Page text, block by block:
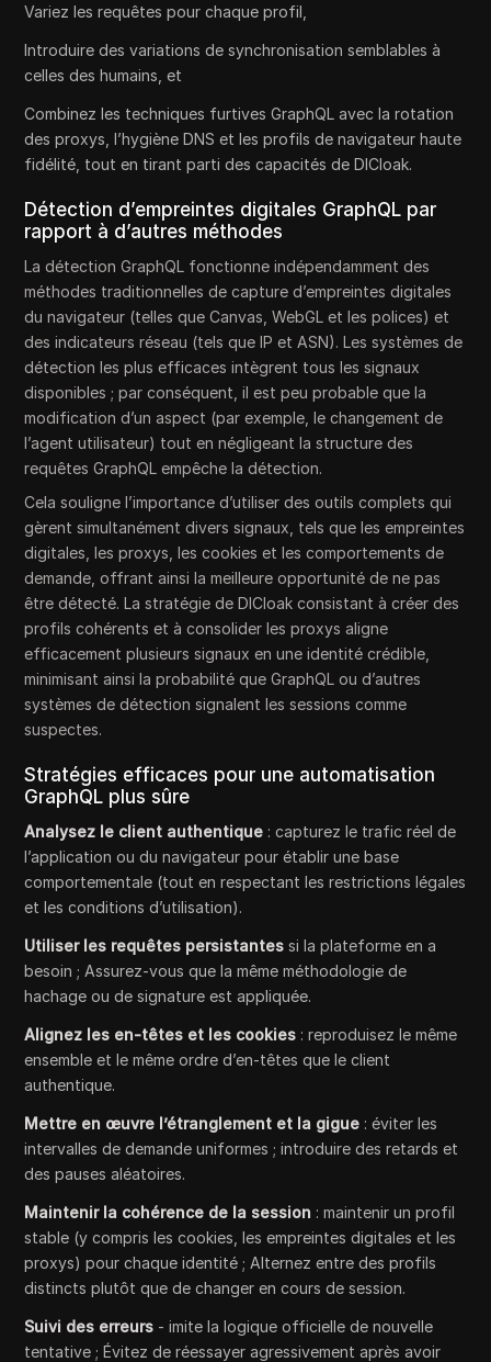
Variez les requêtes pour chaque profil,
Introduire des variations de synchronisation semblables à
celles des humains, et
Combinez les techniques furtives GraphQL avec la rotation
des proxys, l’hygiène DNS et les profils de navigateur haute
fidélité, tout en tirant parti des capacités de DICloak.
Détection d’empreintes digitales GraphQL par
rapport à d’autres méthodes
La détection GraphQL fonctionne indépendamment des
méthodes traditionnelles de capture d’empreintes digitales
du navigateur (telles que Canvas, WebGL et les polices) et
des indicateurs réseau (tels que IP et ASN). Les systèmes de
détection les plus efficaces intègrent tous les signaux
disponibles ; par conséquent, il est peu probable que la
modification d’un aspect (par exemple, le changement de
l’agent utilisateur) tout en négligeant la structure des
requêtes GraphQL empêche la détection.
Cela souligne l’importance d’utiliser des outils complets qui
gèrent simultanément divers signaux, tels que les empreintes
digitales, les proxys, les cookies et les comportements de
demande, offrant ainsi la meilleure opportunité de ne pas
être détecté. La stratégie de DICloak consistant à créer des
profils cohérents et à consolider les proxys aligne
efficacement plusieurs signaux en une identité crédible,
minimisant ainsi la probabilité que GraphQL ou d’autres
systèmes de détection signalent les sessions comme
suspectes.
Stratégies efficaces pour une automatisation
GraphQL plus sûre
Analysez le client authentique : capturez le trafic réel de
l’application ou du navigateur pour établir une base
comportementale (tout en respectant les restrictions légales
et les conditions d’utilisation).
Utiliser les requêtes persistantessi la plateforme en a
besoin ; Assurez-vous que la même méthodologie de
hachage ou de signature est appliquée.
Alignez les en-têtes et les cookies : reproduisez le même
ensemble et le même ordre d’en-têtes que le client
authentique.
Mettre en œuvre l’étranglement et la gigue : éviter les
intervalles de demande uniformes ; introduire des retards et
des pauses aléatoires.
Maintenir la cohérence de la session : maintenir un profil
stable (y compris les cookies, les empreintes digitales et les
proxys) pour chaque identité ; Alternez entre des profils
distincts plutôt que de changer en cours de session.
Suivi des erreurs - imite la logique officielle de nouvelle
tentative ; Évitez de réessayer agressivement après avoir